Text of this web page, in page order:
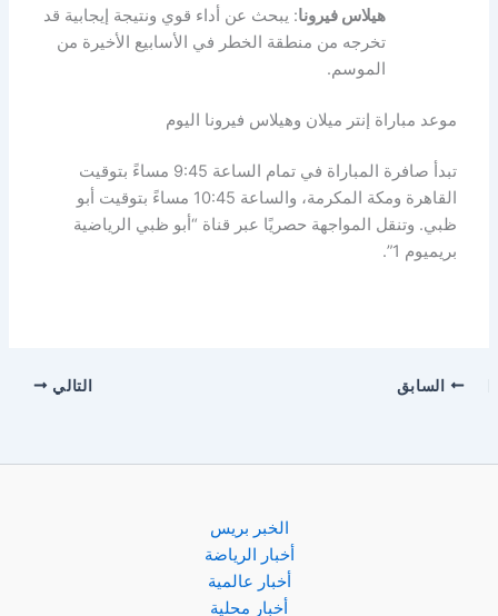
هيلاس فيرونا: يبحث عن أداء قوي ونتيجة إيجابية قد
تخرجه من منطقة الخطر في الأسابيع الأخيرة من
الموسم.
موعد مباراة إنتر ميلان وهيلاس فيرونا اليوم
تبدأ صافرة المباراة في تمام الساعة 9:45 مساءً بتوقيت
القاهرة ومكة المكرمة، والساعة 10:45 مساءً بتوقيت أبو
ظبي. وتنقل المواجهة حصريًا عبر قناة “أبو ظبي الرياضية
بريميوم 1”.
السابق التالي
الخبر بريس
أخبار الرياضة
أخبار عالمية
أخبار محلية